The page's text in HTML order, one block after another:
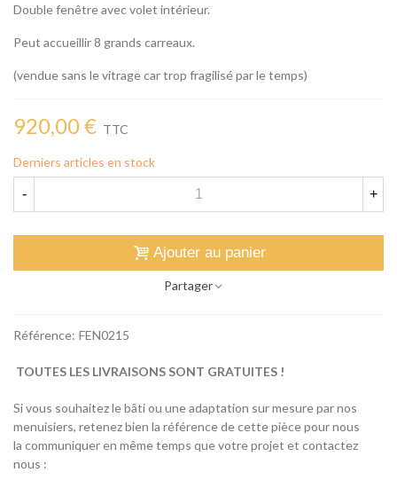
Double fenêtre avec volet intérieur.
Peut accueillir 8 grands carreaux.
(vendue sans le vitrage car trop fragilisé par le temps)
920,00 € TTC
Derniers articles en stock
- +
Ajouter au panier
Partager
Référence: FEN0215
TOUTES LES LIVRAISONS SONT GRATUITES !
Si vous souhaitez le bâti ou une adaptation sur mesure par nos
menuisiers, retenez bien la référence de cette pièce pour nous
la communiquer en même temps que votre projet et contactez
nous :